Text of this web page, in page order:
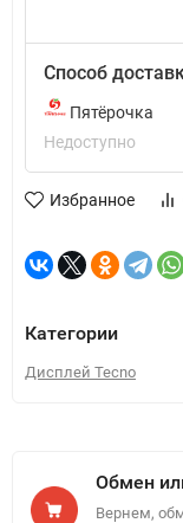
Способ
Пятёрочка
Недоступно
Избранное
Категории
Дисплей Tecno
Обмен
Вернем,